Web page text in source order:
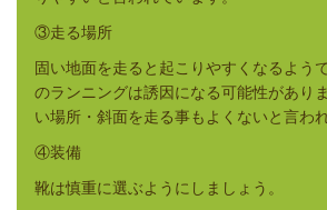
③走る場所
固い地面を走ると起こりやすくなるよう
のランニングは誘因になる可能性があり
い場所・斜面を走る事もよくないと言わ
④装備
靴は慎重に選ぶようにしましょう。